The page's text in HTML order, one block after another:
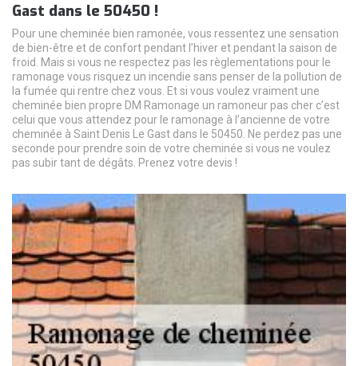
Gast dans le 50450 !
Pour une cheminée bien ramonée, vous ressentez une sensation
de bien-être et de confort pendant l’hiver et pendant la saison de
froid. Mais si vous ne respectez pas les règlementations pour le
ramonage vous risquez un incendie sans penser de la pollution de
la fumée qui rentre chez vous. Et si vous voulez vraiment une
cheminée bien propre DM Ramonage un ramoneur pas cher c’est
celui que vous attendez pour le ramonage à l’ancienne de votre
cheminée à Saint Denis Le Gast dans le 50450. Ne perdez pas une
seconde pour prendre soin de votre cheminée si vous ne voulez
pas subir tant de dégâts. Prenez votre devis !